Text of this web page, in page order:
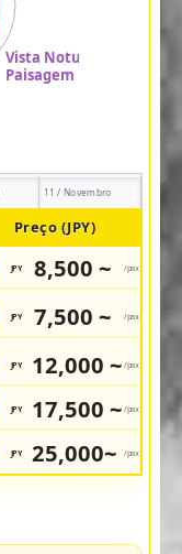
11 / Novembro
Preço (JPY)
JPY 8,500 ~ /pax
JPY 7,500 ~ /pax
JPY 12,000 ~ /pax
JPY 17,500 ~ /pax
JPY 25,000~ /pax